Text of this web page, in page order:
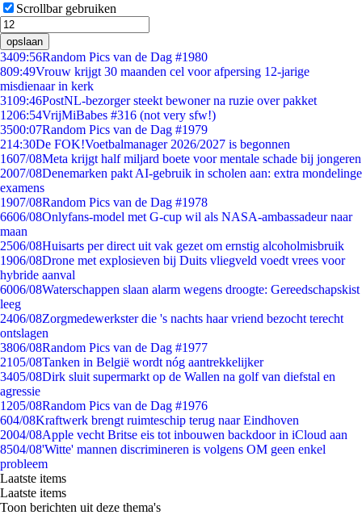
Scrollbar gebruiken
opslaan
3409:56Random Pics van de Dag #1980
809:49Vrouw krijgt 30 maanden cel voor afpersing 12-jarige
misdienaar in kerk
3109:46PostNL-bezorger steekt bewoner na ruzie over pakket
1206:54VrijMiBabes #316 (not very sfw!)
3500:07Random Pics van de Dag #1979
214:30De FOK!Voetbalmanager 2026/2027 is begonnen
1607/08Meta krijgt half miljard boete voor mentale schade bij jongeren
2007/08Denemarken pakt AI-gebruik in scholen aan: extra mondelinge
examens
1907/08Random Pics van de Dag #1978
6606/08Onlyfans-model met G-cup wil als NASA-ambassadeur naar
maan
2506/08Huisarts per direct uit vak gezet om ernstig alcoholmisbruik
1906/08Drone met explosieven bij Duits vliegveld voedt vrees voor
hybride aanval
6006/08Waterschappen slaan alarm wegens droogte: Gereedschapskist
leeg
2406/08Zorgmedewerkster die 's nachts haar vriend bezocht terecht
ontslagen
3806/08Random Pics van de Dag #1977
2105/08Tanken in België wordt nóg aantrekkelijker
3405/08Dirk sluit supermarkt op de Wallen na golf van diefstal en
agressie
1205/08Random Pics van de Dag #1976
604/08Kraftwerk brengt ruimteschip terug naar Eindhoven
2004/08Apple vecht Britse eis tot inbouwen backdoor in iCloud aan
8504/08'Witte' mannen discrimineren is volgens OM geen enkel
probleem
Laatste items
Laatste items
Toon berichten uit deze thema's